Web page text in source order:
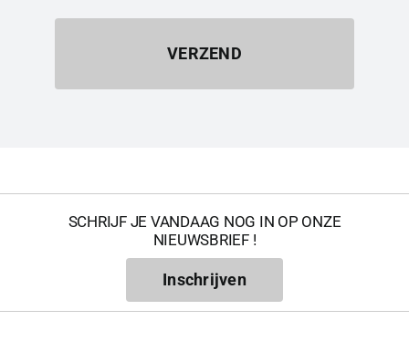
VERZEND
SCHRIJF JE VANDAAG NOG IN OP ONZE
NIEUWSBRIEF !
Inschrijven